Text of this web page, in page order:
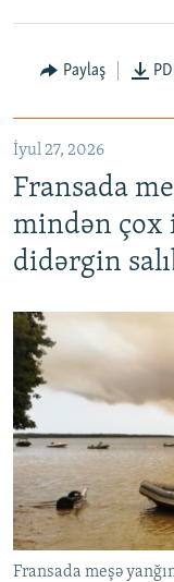
Paylaş
İyul 27, 2026
Fransada
mindən çox
didərgin
Fransada meşə